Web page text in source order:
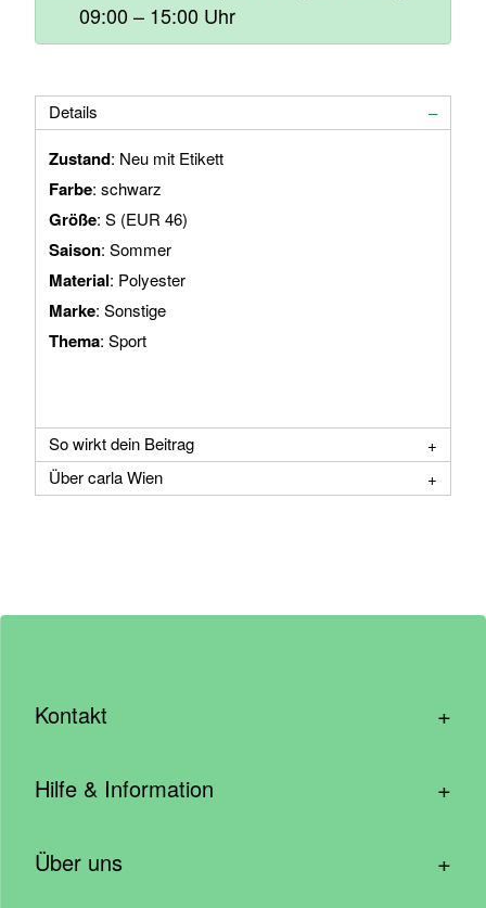
09:00 – 15:00 Uhr
Details
Zustand: Neu mit Etikett
Farbe: schwarz
Größe: S (EUR 46)
Saison: Sommer
Material: Polyester
Marke: Sonstige
Thema: Sport
So wirkt dein Beitrag
Über carla Wien
Kontakt +
Kontaktformular
Hilfe & Information +
Blog – Inspirationen aus der Community
Über uns +